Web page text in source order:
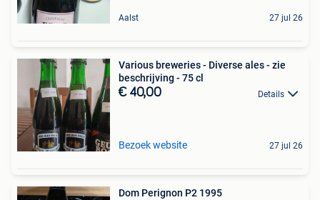
Aalst 27 jul 26
Various breweries - Diverse ales - zie
beschrijving - 75 cl
€ 40,00 Details
Bezoek website 27 jul 26
Dom Perignon P2 1995